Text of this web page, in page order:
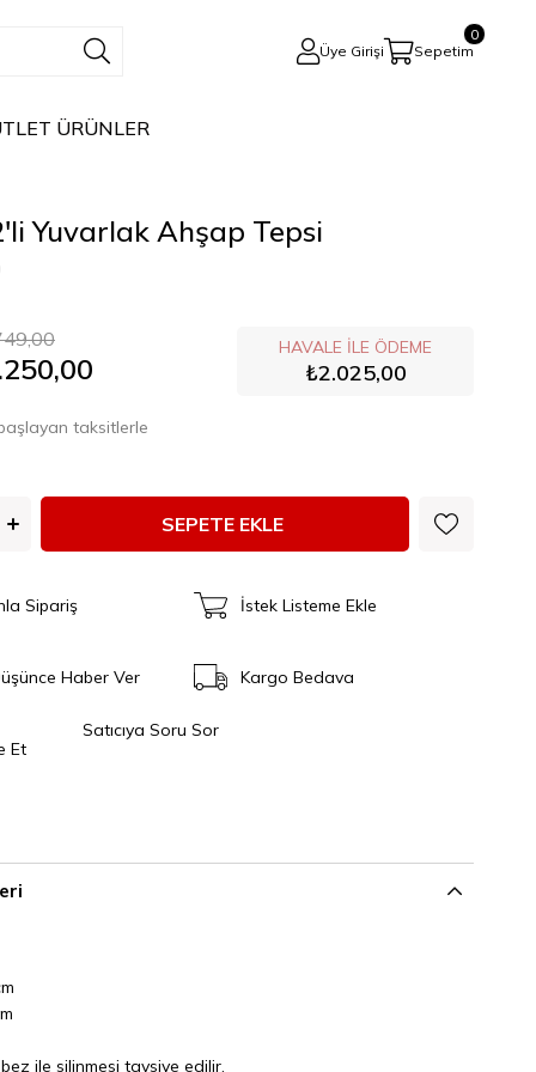
Üye Girişi Sepetim
0
ÜRÜNLER
Yuvarlak Ahşap Tepsi
HAVALE ILE ÖDEME
₺2.025,00
taksitlerle
Sipariş İstek Listeme Ekle
Haber Ver Kargo Bedava
Et
Satıcıya Soru Sor
ile silinmesi tavsiye edilir.